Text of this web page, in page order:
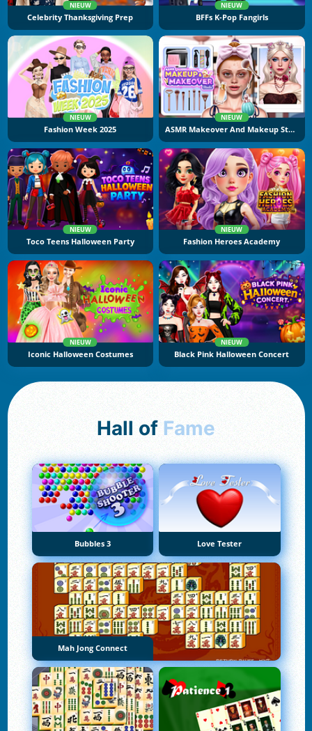
NIEUW
Celebrity Thanksgiving Prep
NIEUW
BFFs K-Pop Fangirls
NIEUW
Fashion Week 2025
NIEUW
ASMR Makeover And Makeup Studio
NIEUW
Toco Teens Halloween Party
NIEUW
Fashion Heroes Academy
NIEUW
Iconic Halloween Costumes
NIEUW
Black Pink Halloween Concert
Hall of Fame
Bubbles 3 Love Tester
Mah Jong Connect